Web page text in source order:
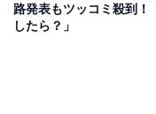
路発表もツッコミ殺到！
したら？」